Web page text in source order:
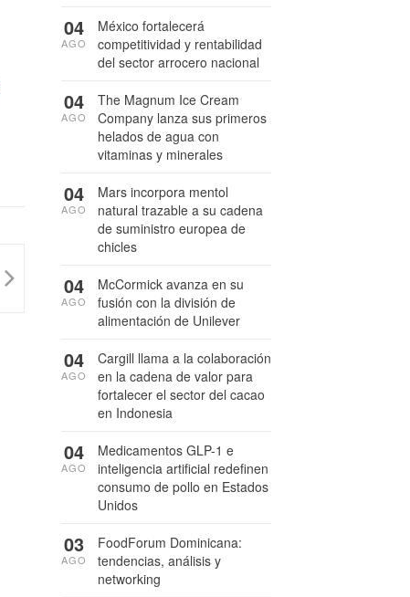
México fortalecerá
competitividad y rentabilidad
del sector arrocero nacional
04
AGO
The Magnum Ice Cream
Company lanza sus primeros
helados de agua con
vitaminas y minerales
04
AGO
Mars incorpora mentol
natural trazable a su cadena
de suministro europea de
chicles
04
AGO
McCormick avanza en su
fusión con la división de
alimentación de Unilever
04
AGO
Cargill llama a la colaboración
en la cadena de valor para
fortalecer el sector del cacao
en Indonesia
04
AGO
Medicamentos GLP-1 e
inteligencia artificial redefinen
consumo de pollo en Estados
Unidos
04
AGO
FoodForum Dominicana:
tendencias, análisis y
networking
03
AGO